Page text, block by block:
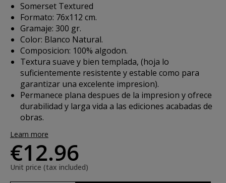
Somerset Textured
Formato: 76x112 cm.
Gramaje: 300 gr.
Color: Blanco Natural.
Composicion: 100% algodon.
Textura suave y bien templada, (hoja lo
suficientemente resistente y estable como para
garantizar una excelente impresion).
Permanece plana despues de la impresion y ofrece
durabilidad y larga vida a las ediciones acabadas de
obras.
Learn more
€12.96
Unit price (tax included)